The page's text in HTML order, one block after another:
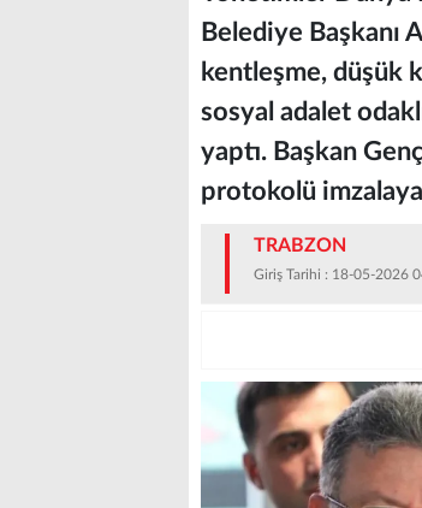
Belediye Başkanı
kentleşme, düşük
sosyal adalet
yaptı. Başkan
protokolü
TRABZON
Giriş Tarihi : 18-05-2026